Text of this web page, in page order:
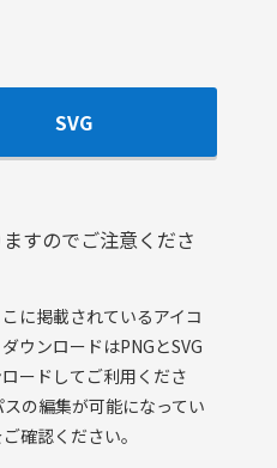
SVG
すのでご注意くださ
に掲載されているアイコ
ウンロードはPNGとSVG
ードしてご利用くださ
の編集が可能になってい
確認ください。